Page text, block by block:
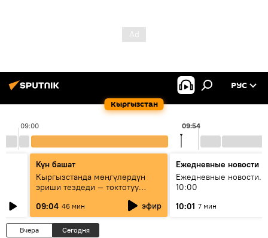
Кыргызстан
РУС
09:00 09:54
Күн башат
Кыргызстанда мөңгүлөрдүн
эриши тездеди — токтотуу
09:04 46 мин эфир
Ежедневные новости
Ежедневные новости.
10:00
10:01 7 мин
Вчера Сегодня